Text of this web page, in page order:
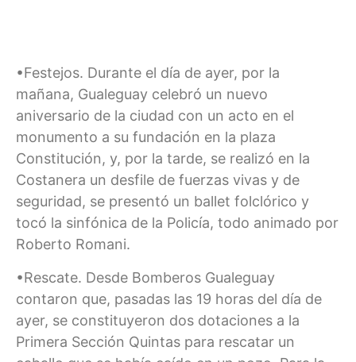
•Festejos. Durante el día de ayer, por la
mañana, Gualeguay celebró un nuevo
aniversario de la ciudad con un acto en el
monumento a su fundación en la plaza
Constitución, y, por la tarde, se realizó en la
Costanera un desfile de fuerzas vivas y de
seguridad, se presentó un ballet folclórico y
tocó la sinfónica de la Policía, todo animado por
Roberto Romani.
•Rescate. Desde Bomberos Gualeguay
contaron que, pasadas las 19 horas del día de
ayer, se constituyeron dos dotaciones a la
Primera Sección Quintas para rescatar un